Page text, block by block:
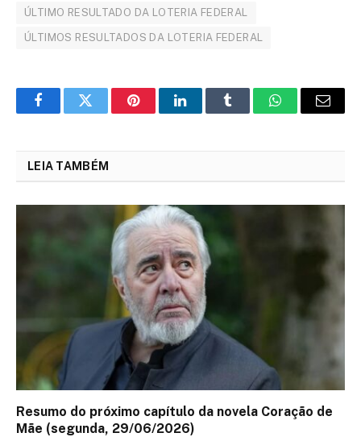
ÚLTIMO RESULTADO DA LOTERIA FEDERAL
ÚLTIMOS RESULTADOS DA LOTERIA FEDERAL
FacebookTwitter PinterestLinkedInTumblr WhatsAppEmail
LEIA TAMBÉM
Resumo do próximo capítulo da novela Coração de
Mãe (segunda, 29/06/2026)